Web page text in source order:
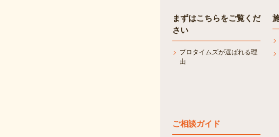
まずはこちらをご覧くだ
さい
プロタイムズが選ばれる理
由
ご相談ガイド